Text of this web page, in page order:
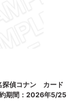
探偵コナン カード
期間：2026年5/25